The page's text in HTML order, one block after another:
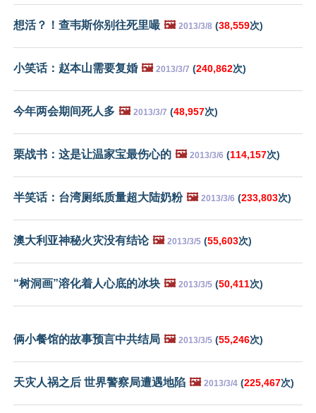
想活？！查韦斯你别往死里嘬 🖼️ 2013/3/8 (38,559次)
小笑话：赵本山需要复婚 🖼️ 2013/3/7 (240,862次)
今年两会期间死人多 🖼️ 2013/3/7 (48,957次)
栗战书：这是让温家宝最伤心的 🖼️ 2013/3/6 (114,157次)
半笑话：台湾厕纸质量超大陆奶粉 🖼️ 2013/3/6 (233,803次)
澳大利亚神秘火灾没有结论 🖼️ 2013/3/5 (55,603次)
“树洞画”溶化着人心底的冰块 🖼️ 2013/3/5 (50,411次)
俩小餐馆的故事预言中共结局 🖼️ 2013/3/5 (55,246次)
天灾人祸之后 世界警察局遭遇地陷 🖼️ 2013/3/4 (225,467次)